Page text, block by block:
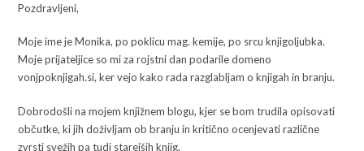
Pozdravljeni,
Moje ime je Monika, po poklicu mag. kemije, po srcu knjigoljubka.
Moje prijateljice so mi za rojstni dan podarile domeno
vonjpoknjigah.si, ker vejo kako rada razglabljam o knjigah in branju.
Dobrodošli na mojem knjižnem blogu, kjer se bom trudila opisovati
občutke, ki jih doživljam ob branju in kritično ocenjevati različne
zvrsti svežih pa tudi starejših knjig.